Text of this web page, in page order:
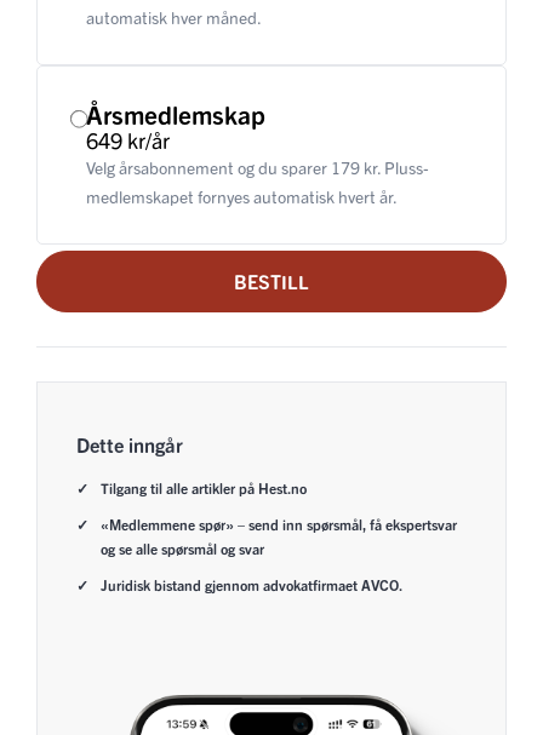
automatisk hver måned.
Årsmedlemskap
649 kr/år
Velg årsabonnement og du sparer 179 kr. Pluss-
medlemskapet fornyes automatisk hvert år.
BESTILL
Dette inngår
Tilgang til alle artikler på Hest.no
«Medlemmene spør» – send inn spørsmål, få ekspertsvar
og se alle spørsmål og svar
Juridisk bistand gjennom advokatfirmaet AVCO.